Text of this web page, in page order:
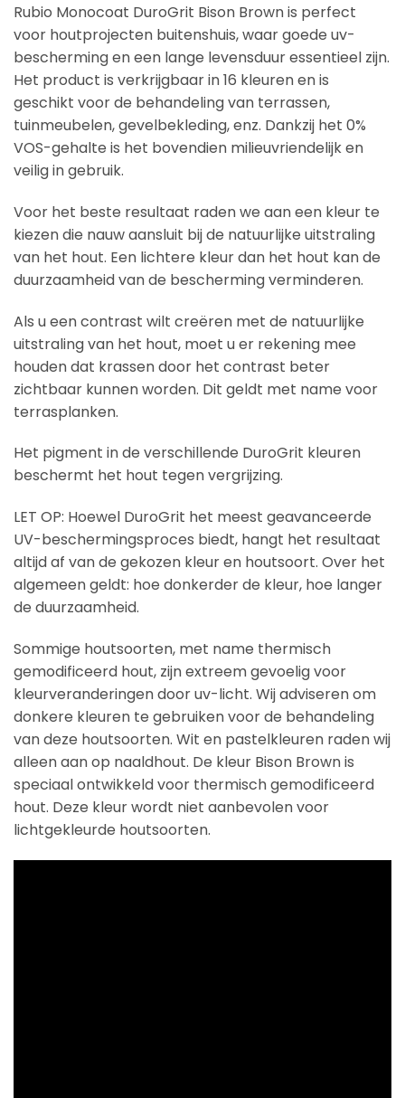
Rubio Monocoat DuroGrit Bison Brown is perfect
voor houtprojecten buitenshuis, waar goede uv-
bescherming en een lange levensduur essentieel zijn.
Het product is verkrijgbaar in 16 kleuren en is
geschikt voor de behandeling van terrassen,
tuinmeubelen, gevelbekleding, enz. Dankzij het 0%
VOS-gehalte is het bovendien milieuvriendelijk en
veilig in gebruik.
Voor het beste resultaat raden we aan een kleur te
kiezen die nauw aansluit bij de natuurlijke uitstraling
van het hout. Een lichtere kleur dan het hout kan de
duurzaamheid van de bescherming verminderen.
Als u een contrast wilt creëren met de natuurlijke
uitstraling van het hout, moet u er rekening mee
houden dat krassen door het contrast beter
zichtbaar kunnen worden. Dit geldt met name voor
terrasplanken.
Het pigment in de verschillende DuroGrit kleuren
beschermt het hout tegen vergrijzing.
LET OP: Hoewel DuroGrit het meest geavanceerde
UV-beschermingsproces biedt, hangt het resultaat
altijd af van de gekozen kleur en houtsoort. Over het
algemeen geldt: hoe donkerder de kleur, hoe langer
de duurzaamheid.
Sommige houtsoorten, met name thermisch
gemodificeerd hout, zijn extreem gevoelig voor
kleurveranderingen door uv-licht. Wij adviseren om
donkere kleuren te gebruiken voor de behandeling
van deze houtsoorten. Wit en pastelkleuren raden wij
alleen aan op naaldhout. De kleur Bison Brown is
speciaal ontwikkeld voor thermisch gemodificeerd
hout. Deze kleur wordt niet aanbevolen voor
lichtgekleurde houtsoorten.